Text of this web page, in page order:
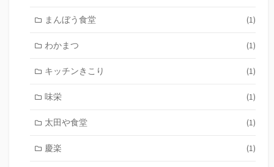
まんぼう食堂 (1)
わかまつ (1)
キッチンきこり (1)
味栄 (1)
太田や食堂 (1)
慶楽 (1)